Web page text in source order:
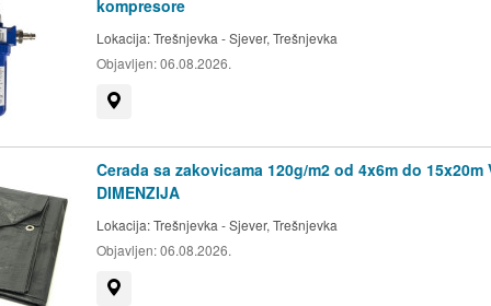
na temelju članka
naplatiti iz
u slučaju
ili noći, dakle svakoga
kompresore
Lokacija:Trešnjevka - Sjever, Trešnjevka
Objavljen:06.08.2026.
Cerada sa zakovicama 120g/m2 od 4x6m do 15x20m
DIMENZIJA
Lokacija:Trešnjevka - Sjever, Trešnjevka
Objavljen:06.08.2026.